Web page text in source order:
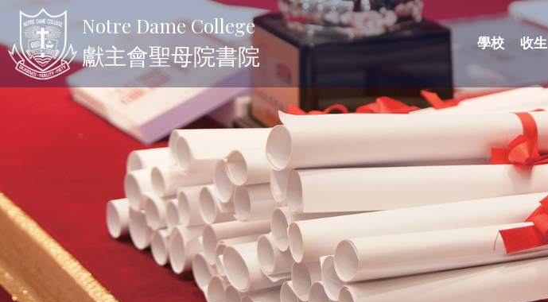
Notre Dame College
獻主會聖母院書院
學校 收生